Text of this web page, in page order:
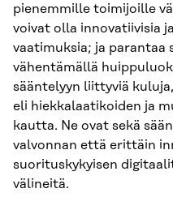
pienemmille toimijoille
voivat olla innovatiivisia
vaatimuksia; ja
vähentämällä
sääntelyyn liittyviä
eli hiekkalaatikoiden ja
kautta. Ne ovat sekä
valvonnan että erittäin
suorituskykyisen
välineitä.